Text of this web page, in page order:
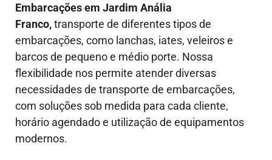
Embarcações em Jardim Anália
Franco,transporte de diferentes tipos de
embarcações, como lanchas, iates, veleiros e
barcos de pequeno e médio porte. Nossa
flexibilidade nos permite atender diversas
necessidades de transporte de embarcações,
com soluções sob medida para cada cliente,
horário agendado e utilização de equipamentos
modernos.